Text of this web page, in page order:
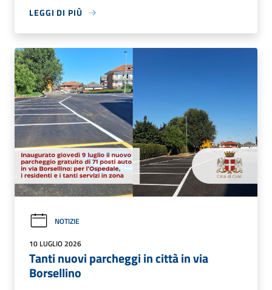
LEGGI DI PIÙ
NOTIZIE
10 LUGLIO 2026
Tanti nuovi parcheggi in città in via
Borsellino